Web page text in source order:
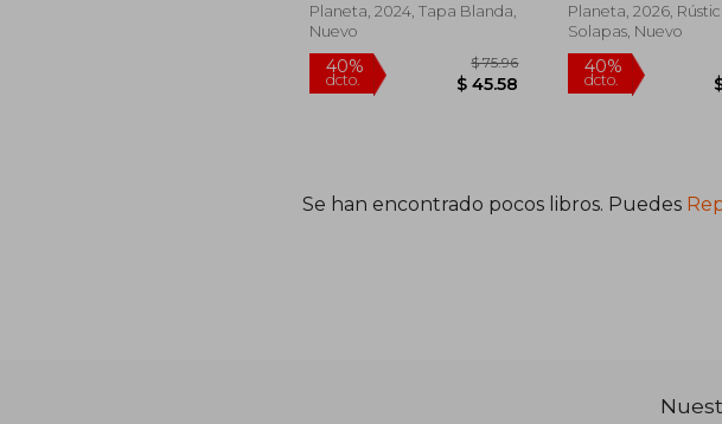
Planeta, 2024, Tapa Blanda,
Nuevo
Planeta, 2026,
Solapas, Nuevo
Se han encontrado pocos libros. Puedes